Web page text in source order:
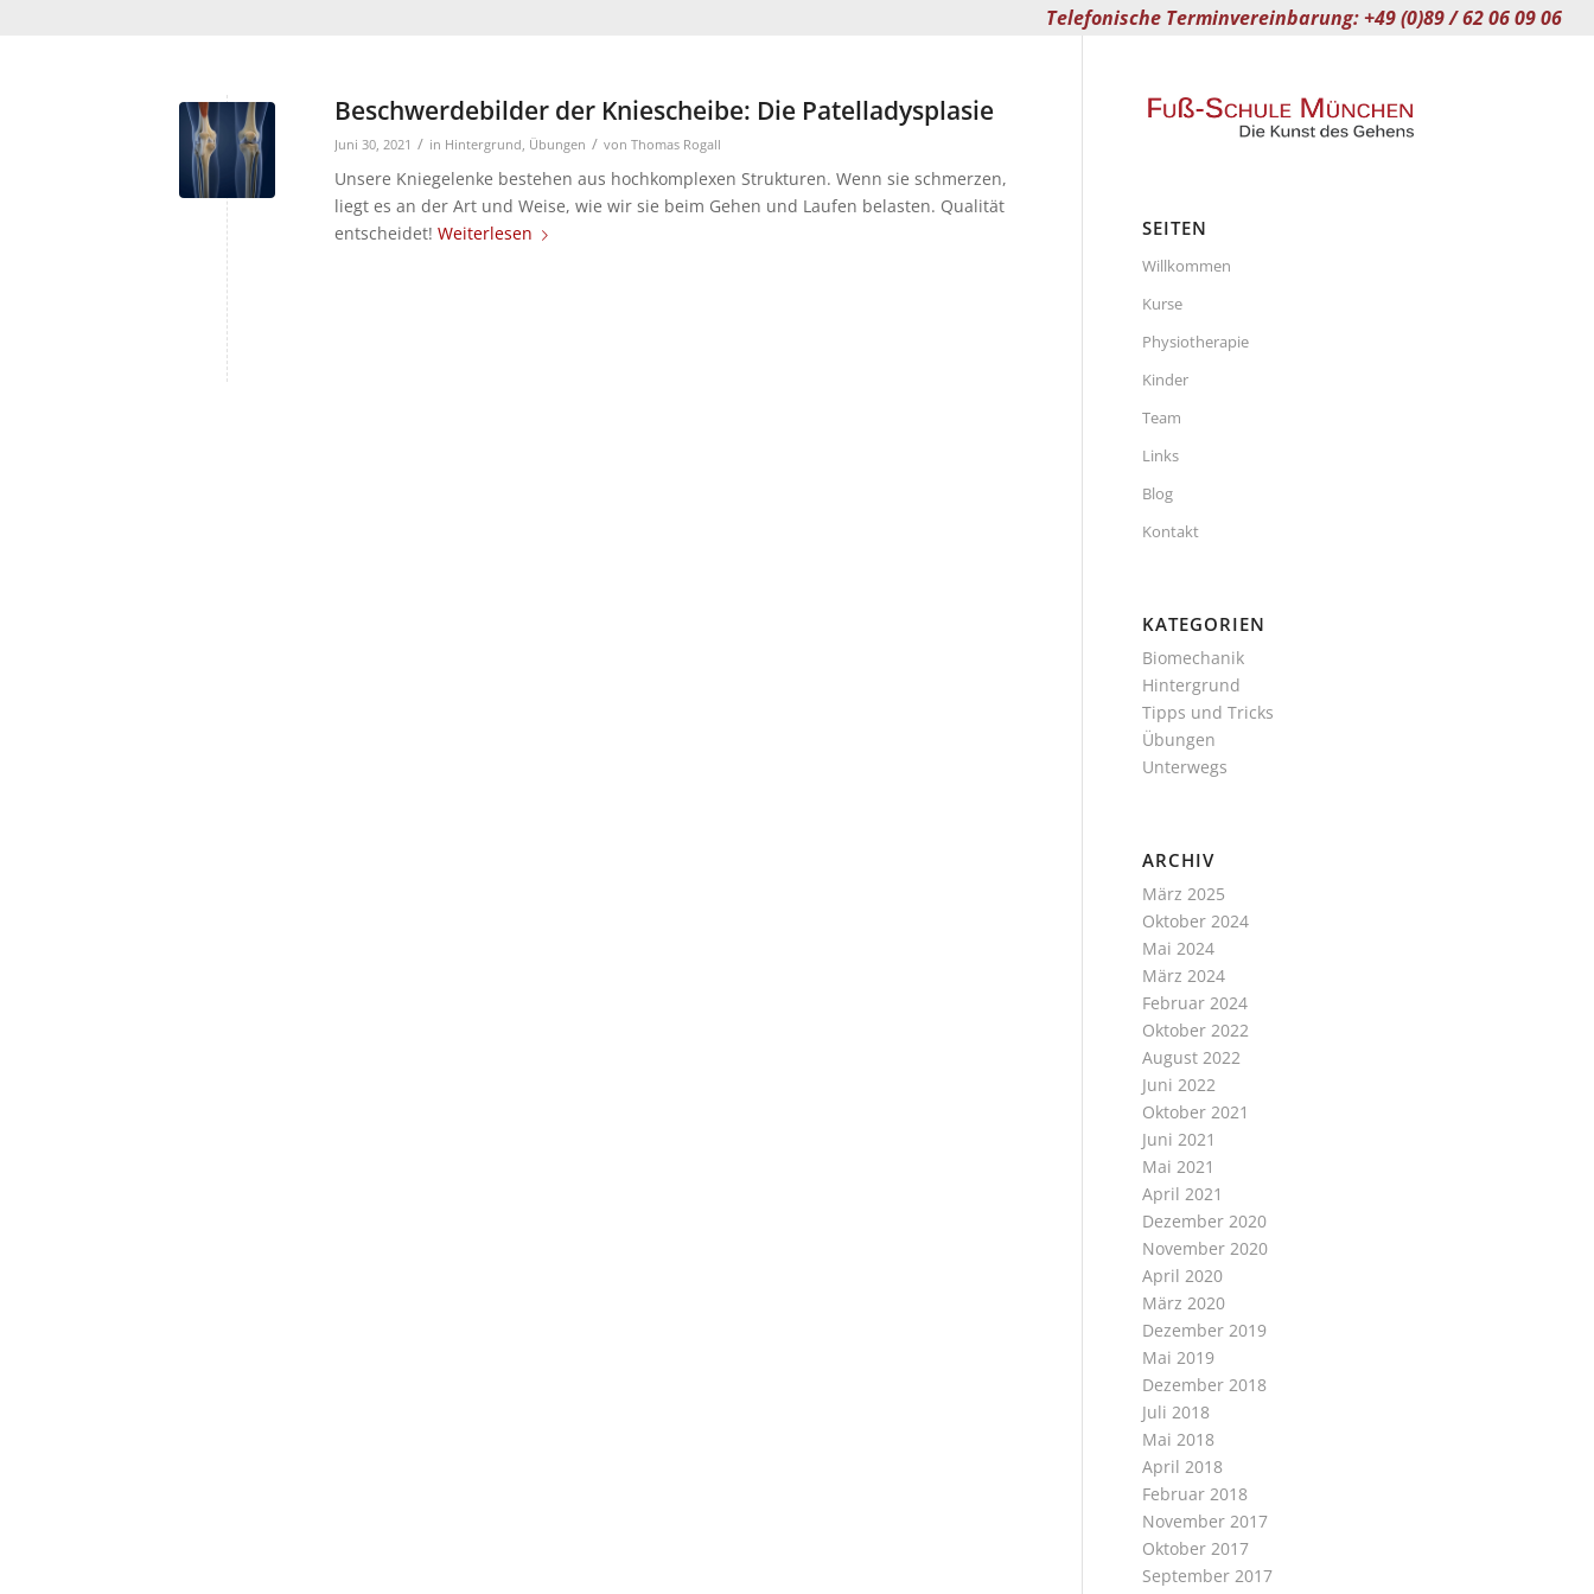
Telefonische Terminvereinbarung: +49 (0)89 / 62 06 09 06
Beschwerdebilder der Kniescheibe: Die Patelladysplasie
Juni 30, 2021 / in Hintergrund, Übungen / von Thomas Rogall
Unsere Kniegelenke bestehen aus hochkomplexen Strukturen. Wenn sie schmerzen,
liegt es an der Art und Weise, wie wir sie beim Gehen und Laufen belasten. Qualität
entscheidet! Weiterlesen SEITEN
Willkommen
Kurse
Physiotherapie
Kinder
Team
Links
Blog
Kontakt
KATEGORIEN
Biomechanik
Hintergrund
Tipps und Tricks
Übungen
Unterwegs
ARCHIV
März 2025
Oktober 2024
Mai 2024
März 2024
Februar 2024
Oktober 2022
August 2022
Juni 2022
Oktober 2021
Juni 2021
Mai 2021
April 2021
Dezember 2020
November 2020
April 2020
März 2020
Dezember 2019
Mai 2019
Dezember 2018
Juli 2018
Mai 2018
April 2018
Februar 2018
November 2017
Oktober 2017
September 2017